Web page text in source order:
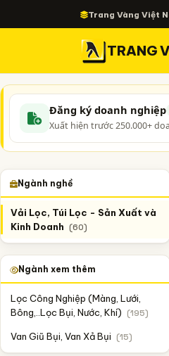
Trang Vàng Việt
TRANG
Đăng ký doanh nghiệp
Xuất hiện trước 250.000+
Ngành nghề
Vải Lọc, Túi Lọc - Sản Xuất và
Kinh Doanh (60)
Ngành xem thêm
Lọc Công Nghiệp (Màng, Lưới,
Bông,..Lọc Bụi, Nước, Khí) (195)
Van Giũ Bụi, Van Xả Bụi (15)